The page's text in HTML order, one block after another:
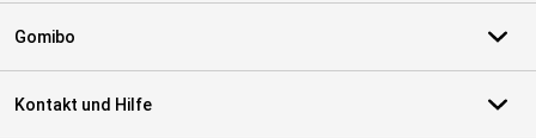
Gomibo
Kontakt und Hilfe